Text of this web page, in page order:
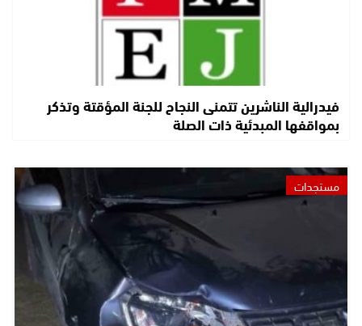
فيدرالية الناشرين تتمنى النجاح للجنة المؤقتة وتذكر
بمواقفها المبدئية ذات الصلة
مستجدات